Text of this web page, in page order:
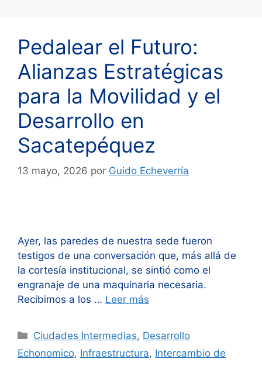
Pedalear el Futuro:
Alianzas Estratégicas
para la Movilidad y el
Desarrollo en
Sacatepéquez
13 mayo, 2026 por Guido Echeverría
Ayer, las paredes de nuestra sede fueron
testigos de una conversación que, más allá de
la cortesía institucional, se sintió como el
engranaje de una maquinaria necesaria.
Recibimos a los … Leer más
Categorías
Ciudades Intermedias, Desarrollo
Echonomico, Infraestructura, Intercambio de